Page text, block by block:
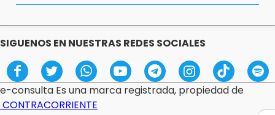
Gestas de capitán
SIGUENOS EN NUESTRAS REDES SOCIALES
e-consulta Es una marca registrada, propiedad de
CONTRACORRIENTE